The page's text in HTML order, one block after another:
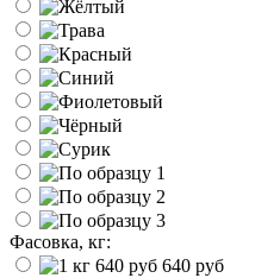
Фасовка, кг:
640 руб